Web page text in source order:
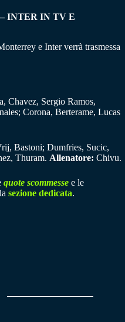
INTER IN TV E
e Inter verrà trasmessa
Chavez, Sergio Ramos,
Corona, Berterame, Lucas
Bastoni; Dumfries, Sucic,
Thuram. Allenatore: Chivu.
quote scommesse e le
sezione dedicata.